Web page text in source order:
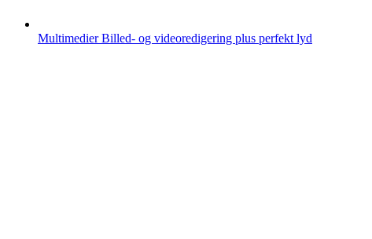
MultimedierBilled- og videoredigering plus perfekt lyd